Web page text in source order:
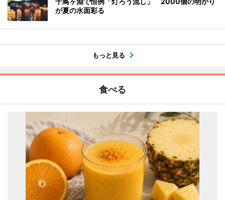
が夏の水面彩る
もっと見る
食べる